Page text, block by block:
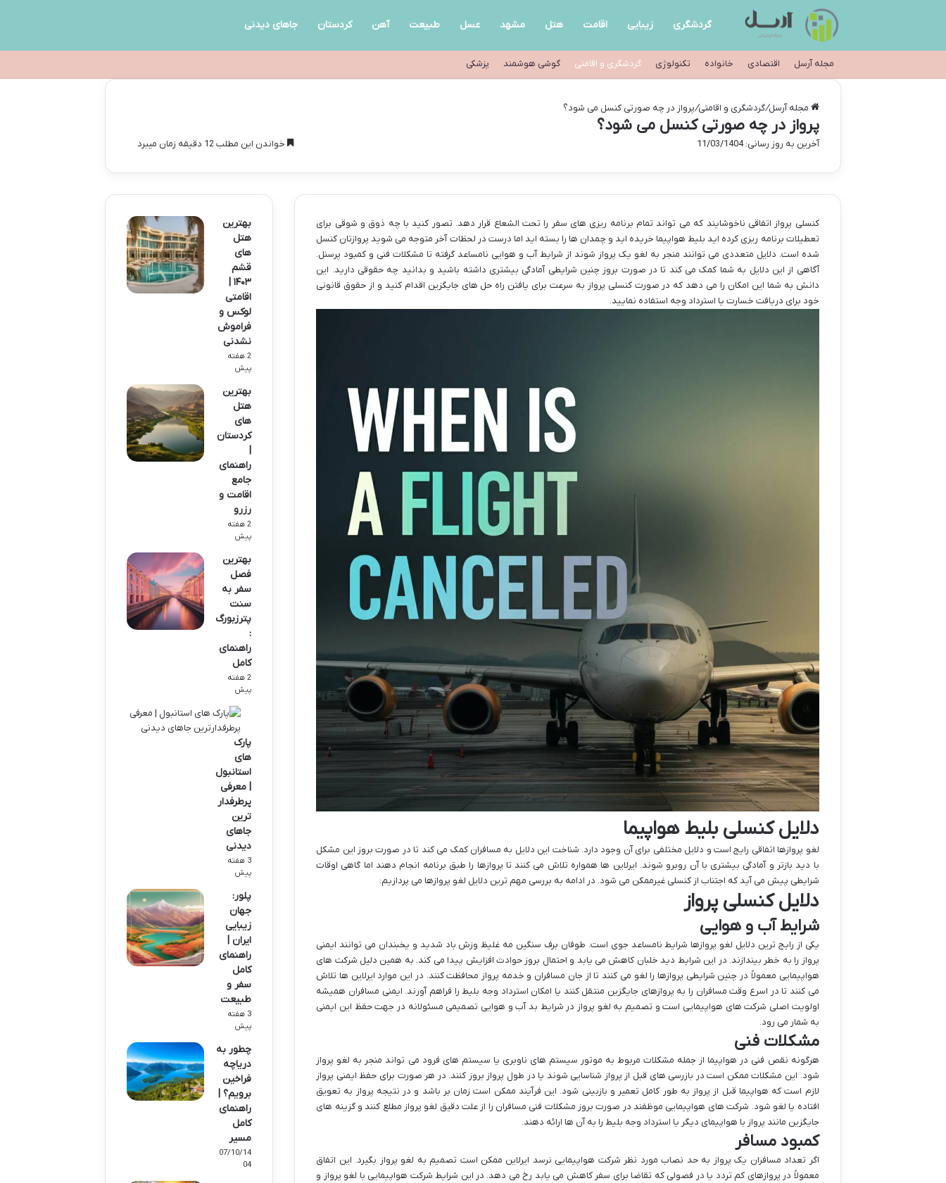
گردشگری زیبایی اقامت هتل مشهد عسل طبیعت آهن کردستان جاهای دیدنی
مجله آرسل اقتصادی خانواده تکنولوژی گردشگری و اقامتی گوشی هوشمند پزشکی
مجله آرسل/گردشگری و اقامتی/پرواز در چه صورتی کنسل می شود؟
پرواز در چه صورتی کنسل می شود؟
آخرین به روز رسانی: 11/03/1404 خواندن این مطلب 12 دقیقه زمان میبرد
کنسلی پرواز اتفاقی ناخوشایند که می تواند تمام برنامه ریزی های سفر را تحت الشعاع قرار دهد. تصور کنید با چه ذوق و شوقی برای
تعطیلات برنامه ریزی کرده اید بلیط هواپیما خریده اید و چمدان ها را بسته اید اما درست در لحظات آخر متوجه می شوید پروازتان کنسل
شده است. دلایل متعددی می توانند منجر به لغو یک پرواز شوند از شرایط آب و هوایی نامساعد گرفته تا مشکلات فنی و کمبود پرسنل.
آگاهی از این دلایل به شما کمک می کند تا در صورت بروز چنین شرایطی آمادگی بیشتری داشته باشید و بدانید چه حقوقی دارید. این
دانش به شما این امکان را می دهد که در صورت کنسلی پرواز به سرعت برای یافتن راه حل های جایگزین اقدام کنید و از حقوق قانونی
خود برای دریافت خسارت یا استرداد وجه استفاده نمایید.
دلایل کنسلی بلیط هواپیما
لغو پروازها اتفاقی رایج است و دلایل مختلفی برای آن وجود دارد. شناخت این دلایل به مسافران کمک می کند تا در صورت بروز این مشکل
با دید بازتر و آمادگی بیشتری با آن روبرو شوند. ایرلاین ها همواره تلاش می کنند تا پروازها را طبق برنامه انجام دهند اما گاهی اوقات
شرایطی پیش می آید که اجتناب از کنسلی غیرممکن می شود. در ادامه به بررسی مهم ترین دلایل لغو پروازها می پردازیم:
دلایل کنسلی پرواز
شرایط آب و هوایی
یکی از رایج ترین دلایل لغو پروازها شرایط نامساعد جوی است. طوفان برف سنگین مه غلیظ وزش باد شدید و یخبندان می توانند ایمنی
پرواز را به خطر بیندازند. در این شرایط دید خلبان کاهش می یابد و احتمال بروز حوادث افزایش پیدا می کند. به همین دلیل شرکت های
هواپیمایی معمولاً در چنین شرایطی پروازها را لغو می کنند تا از جان مسافران و خدمه پرواز محافظت کنند. در این موارد ایرلاین ها تلاش
می کنند تا در اسرع وقت مسافران را به پروازهای جایگزین منتقل کنند یا امکان استرداد وجه بلیط را فراهم آورند. ایمنی مسافران همیشه
اولویت اصلی شرکت های هواپیمایی است و تصمیم به لغو پرواز در شرایط بد آب و هوایی تصمیمی مسئولانه در جهت حفظ این ایمنی
به شمار می رود.
مشکلات فنی
هرگونه نقص فنی در هواپیما از جمله مشکلات مربوط به موتور سیستم های ناوبری یا سیستم های فرود می تواند منجر به لغو پرواز
شود. این مشکلات ممکن است در بازرسی های قبل از پرواز شناسایی شوند یا در طول پرواز بروز کنند. در هر صورت برای حفظ ایمنی پرواز
لازم است که هواپیما قبل از پرواز به طور کامل تعمیر و بازبینی شود. این فرآیند ممکن است زمان بر باشد و در نتیجه پرواز به تعویق
افتاده یا لغو شود. شرکت های هواپیمایی موظفند در صورت بروز مشکلات فنی مسافران را از علت دقیق لغو پرواز مطلع کنند و گزینه های
جایگزین مانند پرواز با هواپیمای دیگر یا استرداد وجه بلیط را به آن ها ارائه دهند.
کمبود مسافر
اگر تعداد مسافران یک پرواز به حد نصاب مورد نظر شرکت هواپیمایی نرسد ایرلاین ممکن است تصمیم به لغو پرواز بگیرد. این اتفاق
معمولاً در پروازهای کم تردد یا در فصولی که تقاضا برای سفر کاهش می یابد رخ می دهد. در این شرایط شرکت هواپیمایی با لغو پرواز و
بهترین
هتل
های
قشم
۱۴۰۳ |
اقامتی
لوکس و
فراموش
نشدنی
2 هفته
پیش
بهترین
هتل
های
کردستان
|
راهنمای
جامع
اقامت و
رزرو
2 هفته
پیش
بهترین
فصل
سفر به
سنت
پترزبورگ
:
راهنمای
کامل
2 هفته
پیش
پارک
های
استانبول
| معرفی
پرطرفدار
ترین
جاهای
دیدنی
3 هفته
پیش
پلور:
جهان
زیبایی
ایران |
راهنمای
کامل
سفر و
طبیعت
3 هفته
پیش
چطور به
دریاچه
فراخین
برویم؟ |
راهنمای
کامل
مسیر
07/10/14
04